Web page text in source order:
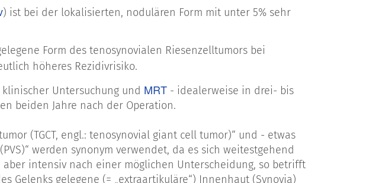
) ist bei der lokalisierten, nodulären Form mit unter 5% sehr
Form des tenosynovialen Riesenzelltumors bei
höheres Rezidivrisiko.
Untersuchung und MRT - idealerweise in drei- bis
beiden Jahre nach der Operation.
(TGCT, engl.: tenosynovial giant cell tumor)“ und - etwas
werden synonym verwendet, da es sich weitestgehend
intensiv nach einer möglichen Unterscheidung, so betrifft
Gelenks gelegene (= „extraartikuläre“) Innenhaut (Synovia)